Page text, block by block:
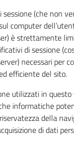
sessione (che non
computer
è strettamente
di sessione
necessari per
efficiente del sito.
utilizzati in
informatiche
della
di dati